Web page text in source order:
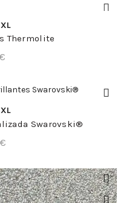
XL
Thermolite
€
XL
Swarovski®
€